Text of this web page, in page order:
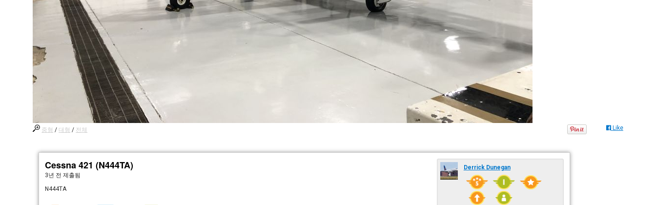
중형 / 대형 / 전체 Like
Cessna 421 (N444TA)
3년 전 제출됨
N444TA
Derrick Dunegan